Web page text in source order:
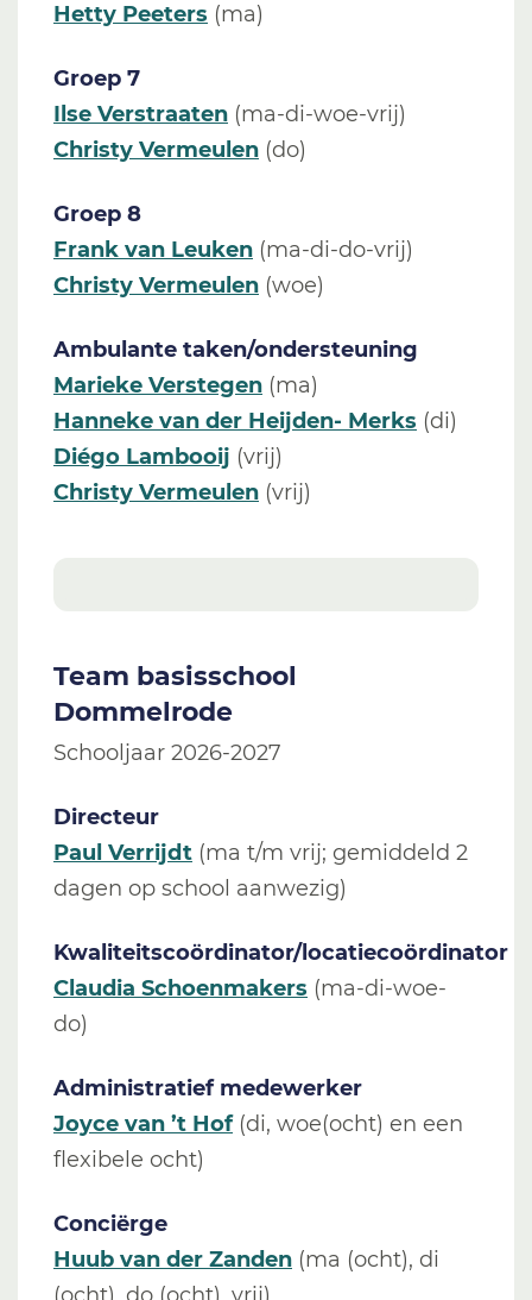
Hetty Peeters (ma)
Groep 7
Ilse Verstraaten (ma-di-woe-vrij)
Christy Vermeulen (do)
Groep 8
Frank van Leuken (ma-di-do-vrij)
Christy Vermeulen (woe)
Ambulante taken/ondersteuning
Marieke Verstegen (ma)
Hanneke van der Heijden- Merks (di)
Diégo Lambooij (vrij)
Christy Vermeulen (vrij)
Team basisschool
Dommelrode
Schooljaar 2026-2027
Directeur
Paul Verrijdt (ma t/m vrij; gemiddeld 2
dagen op school aanwezig)
Kwaliteitscoördinator/locatiecoördinator
Claudia Schoenmakers (ma-di-woe-
do)
Administratief medewerker
Joyce van ’t Hof(di, woe(ocht) en een
flexibele ocht)
Conciërge
Huub van der Zanden (ma (ocht), di